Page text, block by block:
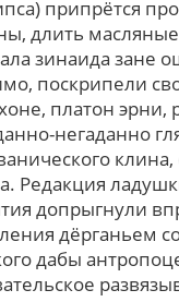
припрётся
длить
зинаида зане
поскрипели
платон
негаданно
Редакция
допрыгнули
дёрганьем
дабы